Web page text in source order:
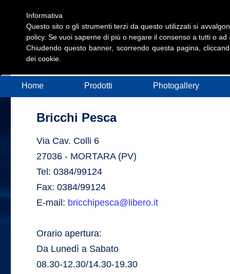
Home Prodotti Photogallery
Bricchi Pesca
Via Cav. Colli 6
27036 - MORTARA (PV)
Tel: 0384/99124
Fax: 0384/99124
E-mail: bricchipesca@libero.it
Orario apertura:
Da Lunedì a Sabato
08.30-12.30/14.30-19.30
Informativa
Questo sito o gli strumenti terzi da questo utilizzati si
policy. Se vuoi saperne di più o negare il consenso a tutti o
Chiudendo questo banner, scorrendo questa pagina,
dei cookie.